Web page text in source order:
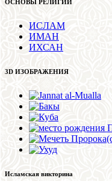
ОСНОВЫ РЕЛИГИИ
ИСЛАМ
ИМАН
ИХСАН
3D ИЗОБРАЖЕНИЯ
Исламская викторина